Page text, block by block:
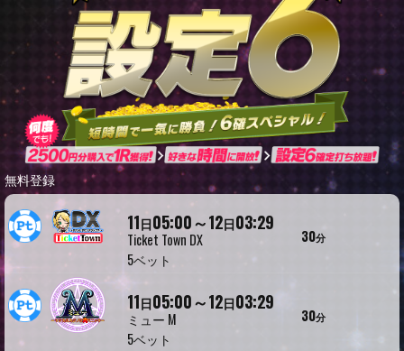
無料登録
11日05:00～12日03:29
Ticket Town DX
5ベット
30分
11日05:00～12日03:29
ミュー M
5ベット
30分